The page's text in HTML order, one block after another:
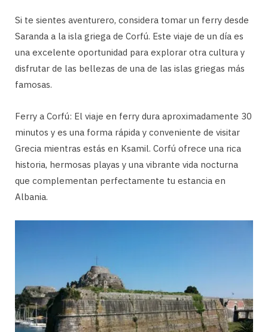
Si te sientes aventurero, considera tomar un ferry desde
Saranda a la isla griega de Corfú. Este viaje de un día es
una excelente oportunidad para explorar otra cultura y
disfrutar de las bellezas de una de las islas griegas más
famosas.
Ferry a Corfú: El viaje en ferry dura aproximadamente 30
minutos y es una forma rápida y conveniente de visitar
Grecia mientras estás en Ksamil. Corfú ofrece una rica
historia, hermosas playas y una vibrante vida nocturna
que complementan perfectamente tu estancia en
Albania.